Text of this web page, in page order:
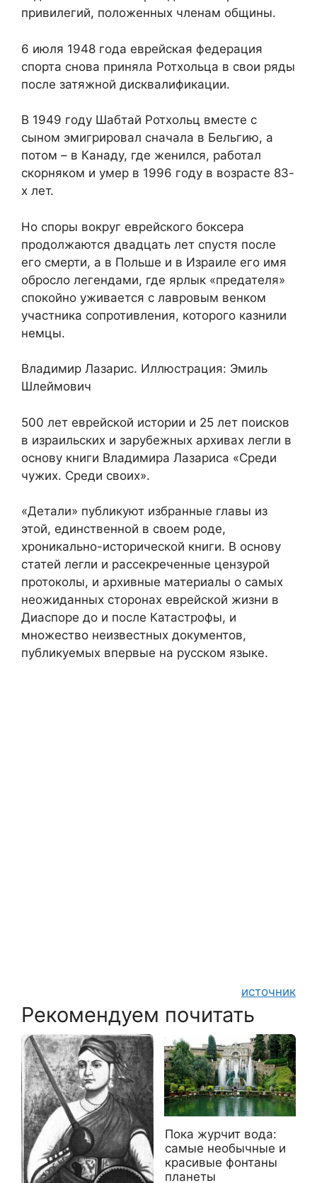
привилегий, положенных членам общины.
6 июля 1948 года еврейская федерация
спорта снова приняла Ротхольца в свои ряды
после затяжной дисквалификации.
В 1949 году Шабтай Ротхольц вместе с
сыном эмигрировал сначала в Бельгию, а
потом – в Канаду, где женился, работал
скорняком и умер в 1996 году в возрасте 83-
х лет.
Но споры вокруг еврейского боксера
продолжаются двадцать лет спустя после
его смерти, а в Польше и в Израиле его имя
обросло легендами, где ярлык «предателя»
спокойно уживается с лавровым венком
участника сопротивления, которого казнили
немцы.
Владимир Лазарис. Иллюстрация: Эмиль
Шлеймович
500 лет еврейской истории и 25 лет поисков
в израильских и зарубежных архивах легли в
основу книги Владимира Лазариса «Среди
чужих. Среди своих».
«Детали» публикуют избранные главы из
этой, единственной в своем роде,
хроникально-исторической книги. В основу
статей легли и рассекреченные цензурой
протоколы, и архивные материалы о самых
неожиданных сторонах еврейской жизни в
Диаспоре до и после Катастрофы, и
множество неизвестных документов,
публикуемых впервые на русском языке.
источник
Рекомендуем почитать
Пока журчит вода:
самые необычные и
красивые фонтаны
планеты